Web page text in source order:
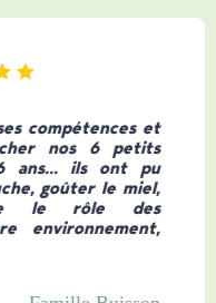
"
sa
enfants
découvrir la
le